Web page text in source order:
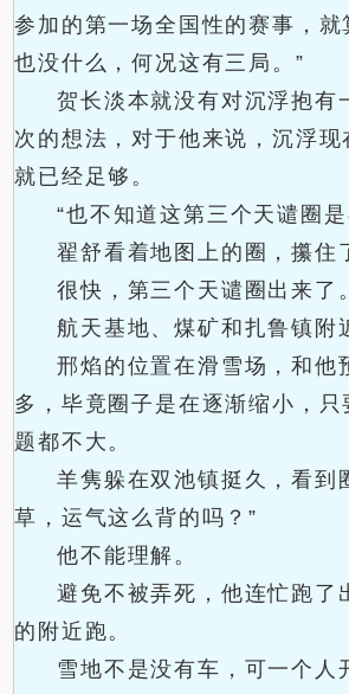
参加的第一场全国性的赛事，就
也没什么，何况这有三局。”
贺长淡本就没有对沉浮抱有
次的想法，对于他来说，沉浮现
就已经足够。
“也不知道这第三个天谴圈
翟舒看着地图上的圈，攥住
很快，第三个天谴圈出来了。
航天基地、煤矿和扎鲁镇附
邢焰的位置在滑雪场，和他
多，毕竟圈子是在逐渐缩小，只
题都不大。
羊隽躲在双池镇挺久，看到
草，运气这么背的吗？”
他不能理解。
避免不被弄死，他连忙跑了
的附近跑。
雪地不是没有车，可一个人